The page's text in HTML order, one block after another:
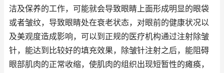
洁及保养的工作，可能就会导致眼睛上面形成明显的眼袋
或者皱纹，导致眼睛处在衰老状态，对眼前的健康状况以
及美观度造成影响，可以到正规的医疗机构通过注射除皱
针，能达到比较好的填充效果，除皱针注射之后，能阻碍
眼部肌肉的正常收缩，使肌肉的组织出现短暂性的瘫痪，